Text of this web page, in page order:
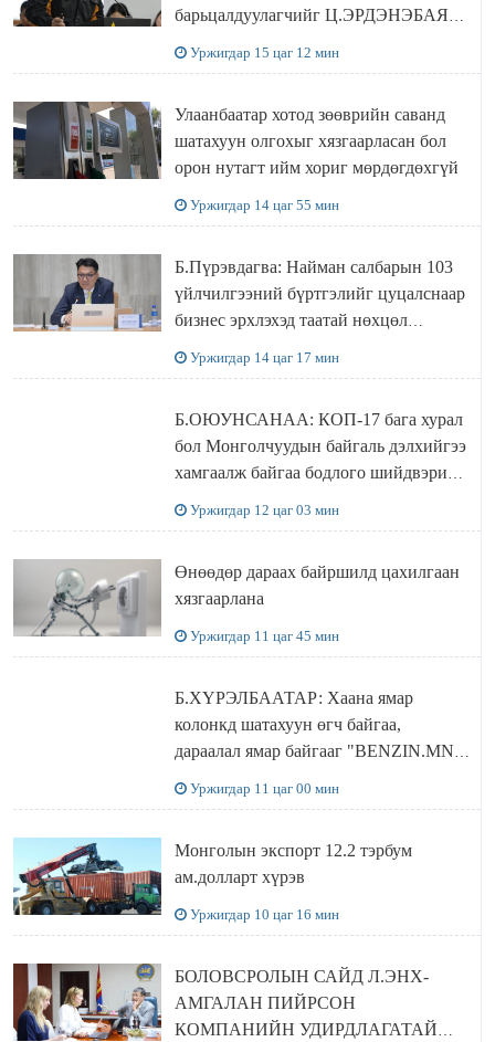
барьцалдуулагчийг Ц.ЭРДЭНЭБАЯР
Уржигдар 15 цаг 12 мин
Улаанбаатар хотод зөөврийн саванд
шатахуун олгохыг хязгаарласан бол
орон нутагт ийм хориг мөрдөгдөхгүй
Уржигдар 14 цаг 55 мин
Б.Пүрэвдагва: Найман салбарын 103
үйлчилгээний бүртгэлийг цуцалснаар
бизнес эрхлэхэд таатай нөхцөл
Уржигдар 14 цаг 17 мин
Б.ОЮУНСАНАА: КОП-17 бага хурал
бол Монголчуудын байгаль дэлхийгээ
хамгаалж байгаа бодлого шийдвэрийг
Уржигдар 12 цаг 03 мин
Өнөөдөр дараах байршилд цахилгаан
хязгаарлана
Уржигдар 11 цаг 45 мин
Б.ХҮРЭЛБААТАР: Хаана ямар
колонкд шатахуун өгч байгаа,
дараалал ямар байгааг "BENZIN.MN”
Уржигдар 11 цаг 00 мин
Монголын экспорт 12.2 тэрбум
ам.долларт хүрэв
Уржигдар 10 цаг 16 мин
БОЛОВСРОЛЫН САЙД Л.ЭНХ-
АМГАЛАН ПИЙРСОН
КОМПАНИЙН УДИРДЛАГАТАЙ